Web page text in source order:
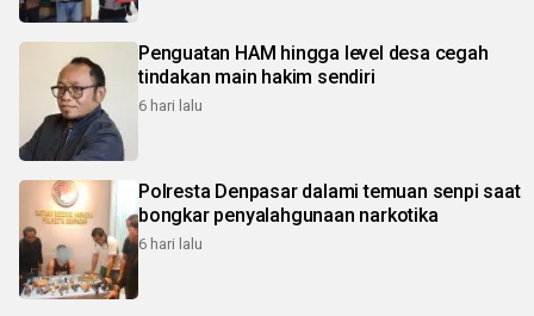
Penguatan HAM hingga level desa cegah
tindakan main hakim sendiri
6 hari lalu
Polresta Denpasar dalami temuan senpi saat
bongkar penyalahgunaan narkotika
6 hari lalu